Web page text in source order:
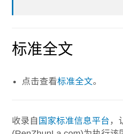
标准全文
点击查看标准全文。
收录自 国家标准信息平台 ，